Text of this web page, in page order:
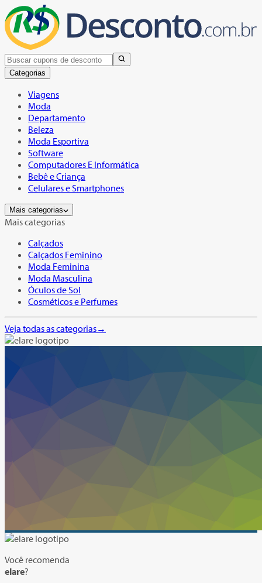
Categorias
Viagens
Moda
Departamento
Beleza
Moda Esportiva
Software
Computadores E Informática
Bebê e Criança
Celulares e Smartphones
Mais categorias
Mais categorias
Calçados
Calçados Feminino
Moda Feminina
Moda Masculina
Óculos de Sol
Cosméticos e Perfumes
Veja todas as categorias→
Você recomenda
elare?